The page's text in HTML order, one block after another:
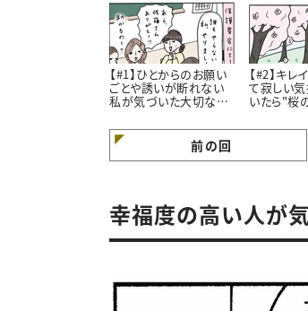
【#1】ひとからのお願い
ごとや誘いが断れない
私が気づいた大切なこ
【#2】キレ
て寂しい
いたら"桜
#4コマ漫画
前の回
幸福度の高い人が